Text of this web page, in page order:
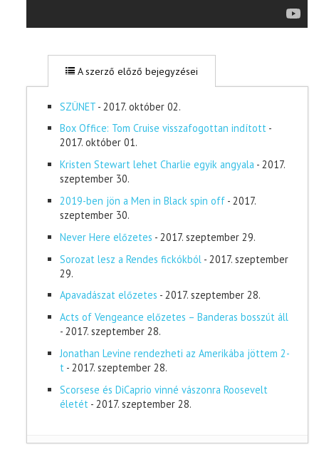
A szerző előző bejegyzései
SZÜNET - 2017. október 02.
Box Office: Tom Cruise visszafogottan indított -
2017. október 01.
Kristen Stewart lehet Charlie egyik angyala - 2017.
szeptember 30.
2019-ben jön a Men in Black spin off - 2017.
szeptember 30.
Never Here előzetes - 2017. szeptember 29.
Sorozat lesz a Rendes fickókból - 2017. szeptember
29.
Apavadászat előzetes - 2017. szeptember 28.
Acts of Vengeance előzetes – Banderas bosszút áll
- 2017. szeptember 28.
Jonathan Levine rendezheti az Amerikába jöttem 2-
t - 2017. szeptember 28.
Scorsese és DiCaprio vinné vászonra Roosevelt
életét - 2017. szeptember 28.